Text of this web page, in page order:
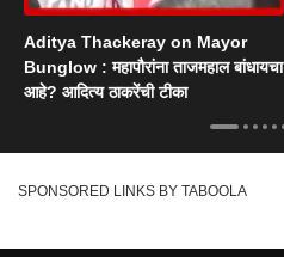
Aditya Thackeray on Mayor
Bunglow : महापौरांना ताजमहाल बांधायचा
आहे? आदित्य ठाकरेंची टीका
SPONSORED LINKS BY TABOOLA